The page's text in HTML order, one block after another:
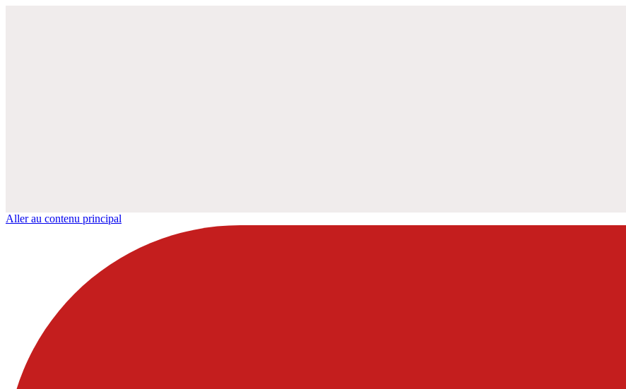
Aller au contenu principal